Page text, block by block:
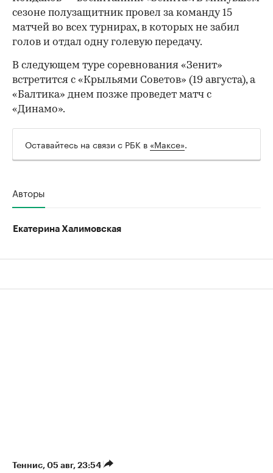
00:00 / 00:00
сезоне полузащитник провел за команду 15
матчей во всех турнирах, в которых не забил
голов и отдал одну голевую передачу.
В следующем туре соревнования «Зенит»
встретится с «Крыльями Советов» (19 августа), а
«Балтика» днем позже проведет матч с
«Динамо».
Оставайтесь на связи с РБК в «Максе».
Авторы
Екатерина Халимовская
Теннис 05 авг, 23:54